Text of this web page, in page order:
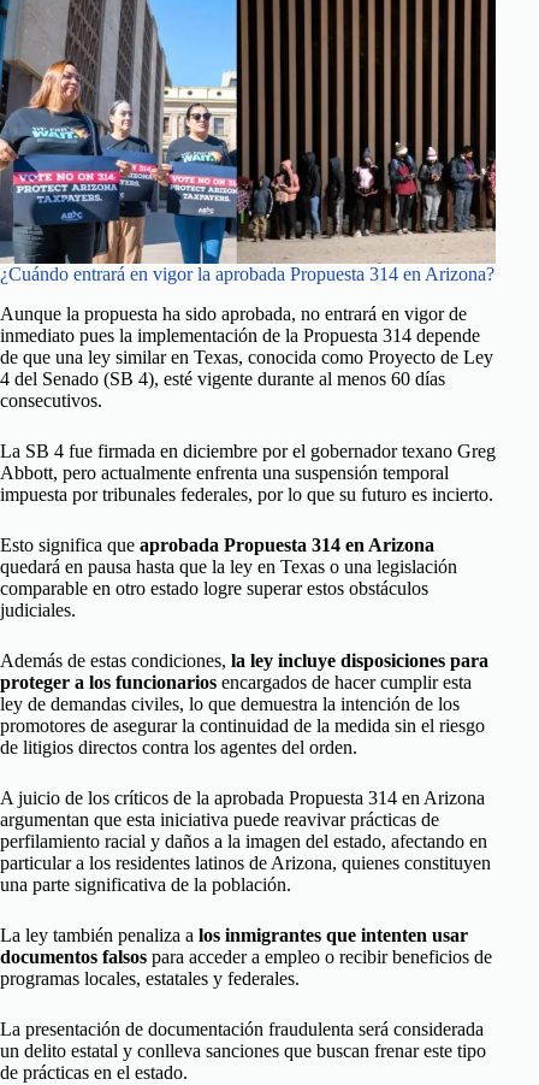
¿Cuándo entrará en vigor la aprobada Propuesta 314 en Arizona?
Aunque la propuesta ha sido aprobada, no entrará en vigor de
inmediato pues la implementación de la Propuesta 314 depende
de que una ley similar en Texas, conocida como Proyecto de Ley
4 del Senado (SB 4), esté vigente durante al menos 60 días
consecutivos.
La SB 4 fue firmada en diciembre por el gobernador texano Greg
Abbott, pero actualmente enfrenta una suspensión temporal
impuesta por tribunales federales, por lo que su futuro es incierto.
Esto significa que aprobada Propuesta 314 en Arizona
quedará en pausa hasta que la ley en Texas o una legislación
comparable en otro estado logre superar estos obstáculos
judiciales.
Además de estas condiciones, la ley incluye disposiciones para
proteger a los funcionarios encargados de hacer cumplir esta
ley de demandas civiles, lo que demuestra la intención de los
promotores de asegurar la continuidad de la medida sin el riesgo
de litigios directos contra los agentes del orden.
A juicio de los críticos de la aprobada Propuesta 314 en Arizona
argumentan que esta iniciativa puede reavivar prácticas de
perfilamiento racial y daños a la imagen del estado, afectando en
particular a los residentes latinos de Arizona, quienes constituyen
una parte significativa de la población.
La ley también penaliza a los inmigrantes que intenten usar
documentos falsos para acceder a empleo o recibir beneficios de
programas locales, estatales y federales.
La presentación de documentación fraudulenta será considerada
un delito estatal y conlleva sanciones que buscan frenar este tipo
de prácticas en el estado.